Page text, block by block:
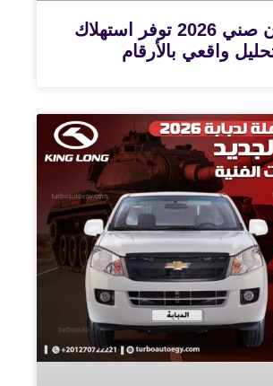
هل نيسان صني 2026 توفر استهلاك
واقعي بالأرقام